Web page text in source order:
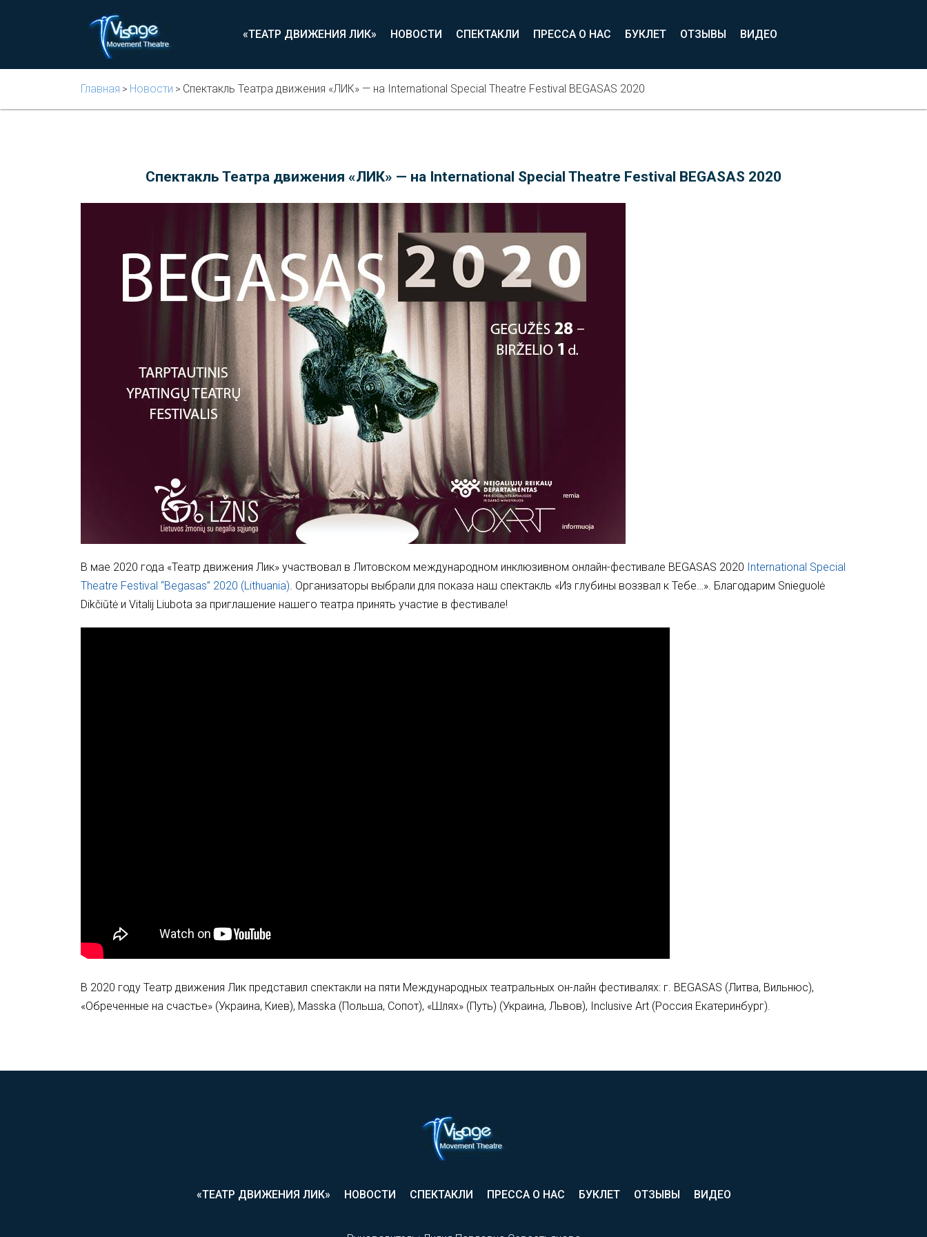
«ТЕАТР ДВИЖЕНИЯ ЛИК» НОВОСТИ СПЕКТАКЛИ ПРЕССА О НАС БУКЛЕТ ОТЗЫВЫ ВИДЕО
Главная > Новости > Спектакль Театра движения «ЛИК» — на International Special Theatre Festival BEGASAS 2020
Спектакль Театра движения «ЛИК» — на International Special Theatre Festival BEGASAS 2020
В мае 2020 года «Театр движения Лик» участвовал в Литовском международном инклюзивном онлайн-фестивале BEGASAS 2020 International Special
Theatre Festival “Begasas” 2020 (Lithuania). Организаторы выбрали для показа наш спектакль «Из глубины воззвал к Тебе…». Благодарим Snieguolė
Dikčiūtė и Vitalіj Lіubota за приглашение нашего театра принять участие в фестивале!
В 2020 году Театр движения Лик представил спектакли на пяти Международных театральных он-лайн фестивалях: г. BEGASAS (Литва, Вильнюс),
«Обреченные на счастье» (Украина, Киев), Masska (Польша, Сопот), «Шлях» (Путь) (Украина, Львов), Inclusive Art (Россия Екатеринбург).
«ТЕАТР ДВИЖЕНИЯ ЛИК» НОВОСТИ СПЕКТАКЛИ ПРЕССА О НАС БУКЛЕТ ОТЗЫВЫ ВИДЕО